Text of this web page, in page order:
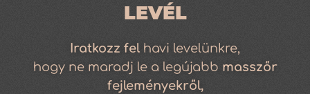
LEVÉL
Iratkozz fel havi levelünkre,
hogy ne maradj le a legújabb masszőr
fejleményekről,